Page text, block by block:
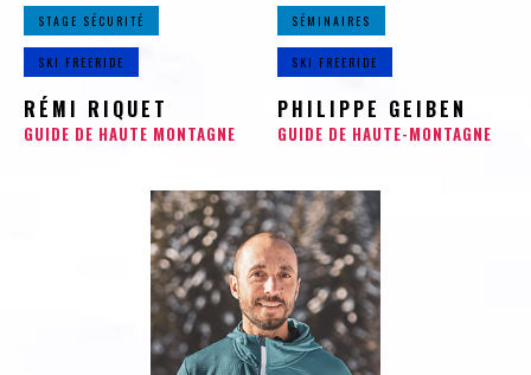
STAGE SÉCURITÉ
SKI FREERIDE
RÉMI RIQUET
GUIDE DE HAUTE MONTAGNE
SÉMINAIRES
SKI FREERIDE
PHILIPPE GEIBEN
GUIDE DE HAUTE-MONTAGNE